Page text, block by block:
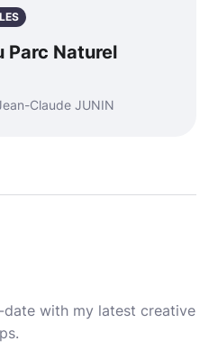
Parc Naturel
Claude JUNIN
with my latest creative